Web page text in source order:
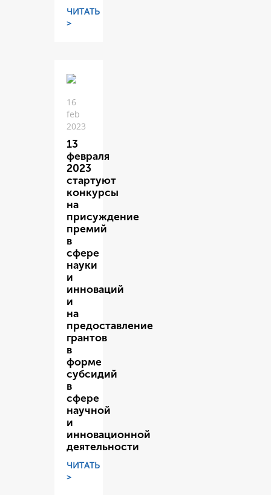
ЧИТАТЬ
>
16
feb
2023
13
февраля
2023
стартуют
конкурсы
на
присуждение
премий
в
сфере
науки
и
инноваций
и
на
предоставление
грантов
в
форме
субсидий
в
сфере
научной
и
инновационной
деятельности
ЧИТАТЬ
>